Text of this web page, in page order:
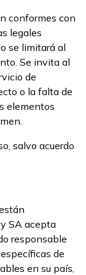
conformes con
legales
se limitará al
Se invita al
de
o la falta de
elementos
salvo acuerdo
SA acepta
responsable
de
en su país,